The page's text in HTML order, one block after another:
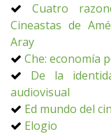
Cuatro
Cineastas de
Aray
Che: economía
De la
audiovisual
Ed mundo del
Elogio